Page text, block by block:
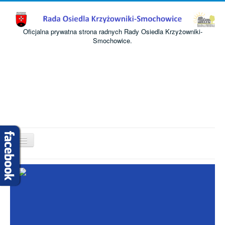
Oficjalna prywatna strona radnych Rady Osiedla Krzyżowniki-
Smochowice.
Przełącz
nawigację
Start
O nas